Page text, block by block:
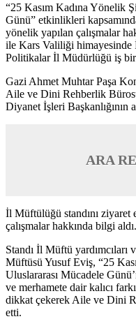
“25 Kasım Kadına Yönelik
Günü” etkinlikleri
yönelik yapılan çalışmalar
ile Kars Valiliği
Politikalar İl Müdürlüğü iş
Gazi Ahmet Muhtar Paşa
Aile ve Dini Rehberlik
Diyanet İşleri Başkanlığının
ARA
İl Müftülüğü standını ziyaret
çalışmalar hakkında bilgi aldı.
Standı İl Müftü
Müftüsü Yusuf Eviş, “25
Uluslararası Mücadele
ve merhamete dair kalıcı
dikkat çekerek Aile ve Dini
etti.